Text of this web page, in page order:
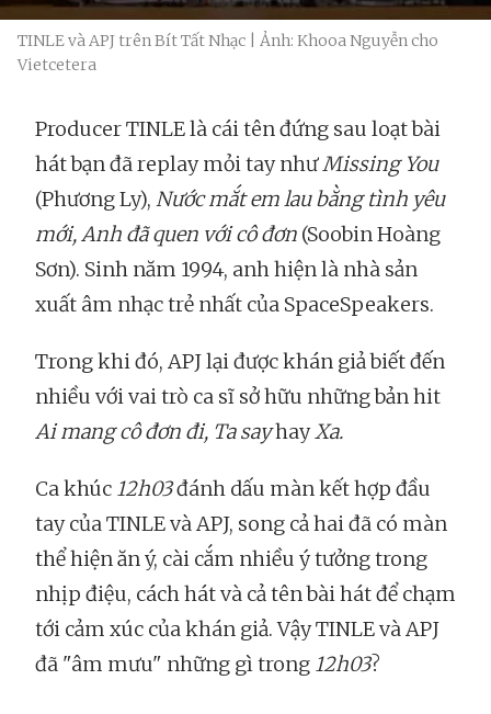
TINLE và APJ trên Bít Tất Nhạc | Ảnh: Khooa Nguyễn cho
Vietcetera
Producer TINLE là cái tên đứng sau loạt bài
hát bạn đã replay mỏi tay nhưMissing You
(Phương Ly), Nước mắt em lau bằng tình yêu
mới, Anh đã quen với cô đơn (Soobin Hoàng
Sơn). Sinh năm 1994, anh hiện là nhà sản
xuất âm nhạc trẻ nhất của SpaceSpeakers.
Trong khi đó, APJ lại được khán giả biết đến
nhiều với vai trò ca sĩ sở hữu những bản hit
Ai mang cô đơn đi, Ta sayhayXa.
Ca khúc 12h03đánh dấu màn kết hợp đầu
tay của TINLE và APJ, song cả hai đã có màn
thể hiện ăn ý, cài cắm nhiều ý tưởng trong
nhịp điệu, cách hát và cả tên bài hát để chạm
tới cảm xúc của khán giả. Vậy TINLE và APJ
đã "âm mưu" những gì trong 12h03?